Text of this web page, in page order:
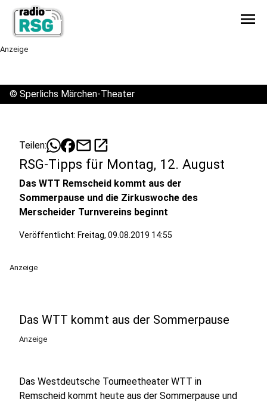
menu
Anzeige
© Sperlichs Märchen-Theater
Teilen: mailopen_in_new
RSG-Tipps für Montag, 12. August
Das WTT Remscheid kommt aus der
Sommerpause und die Zirkuswoche des
Merscheider Turnvereins beginnt
Veröffentlicht: Freitag, 09.08.2019 14:55
Anzeige
Das WTT kommt aus der Sommerpause
Anzeige
Das Westdeutsche Tourneetheater WTT in
Remscheid kommt heute aus der Sommerpause und